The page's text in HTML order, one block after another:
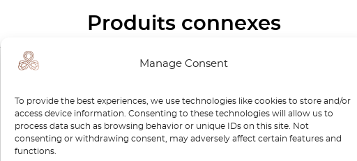
Manage Consent
To provide the best experiences, we use technologies like cookies to store and/or
access device information. Consenting to these technologies will allow us to
process data such as browsing behavior or unique IDs on this site. Not
consenting or withdrawing consent, may adversely affect certain features and
functions.
Produits connexes
-30%